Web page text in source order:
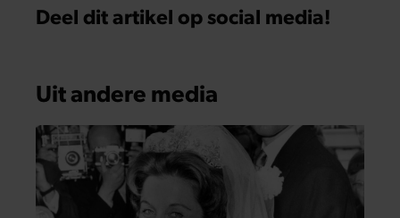
Deel dit artikel op social media!
Uit andere media